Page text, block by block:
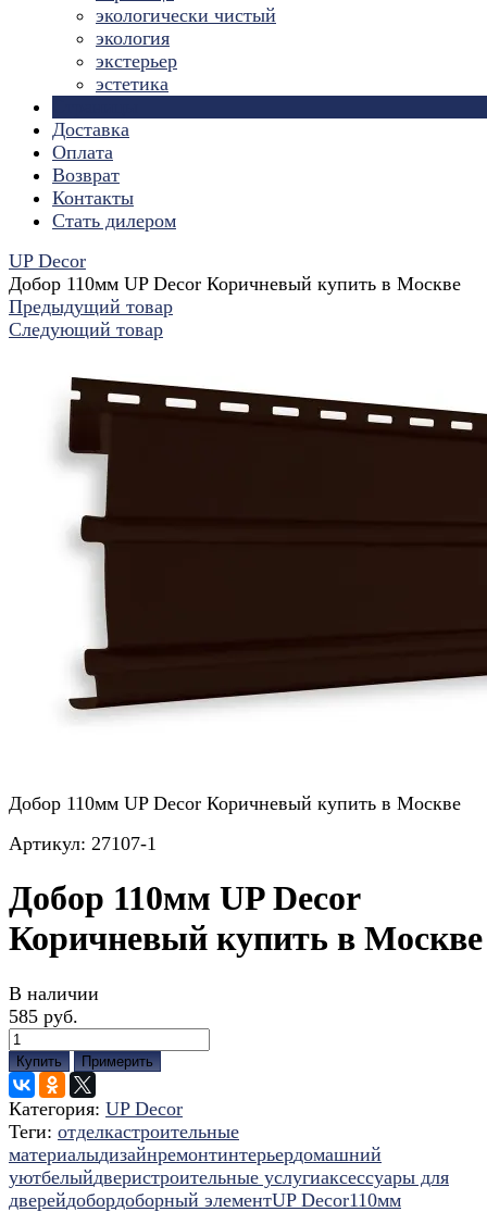
экологически чистый
экология
экстерьер
эстетика
Доставка
Оплата
Возврат
Контакты
Стать дилером
UP Decor
Добор 110мм UP Decor Коричневый купить в Москве
Предыдущий товар
Следующий товар
Добор 110мм UP Decor Коричневый купить в Москве
Артикул: 27107-1
Добор 110мм UP Decor
Коричневый купить в Москве
В наличии
585 руб.
Купить Примерить
Категория: UP Decor
Теги: отделкастроительные
материалыдизайнремонтинтерьердомашний
уютбелыйдверистроительные услугиаксессуары для
дверейдобордоборный элементUP Decor110мм